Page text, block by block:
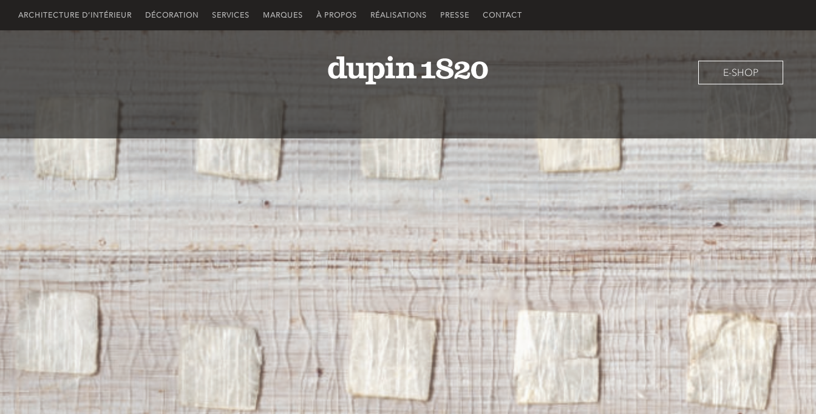
ARCHITECTURE D’INTÉRIEUR DÉCORATION SERVICES MARQUES À PROPOS RÉALISATIONS PRESSE CONTACT
E-SHOP